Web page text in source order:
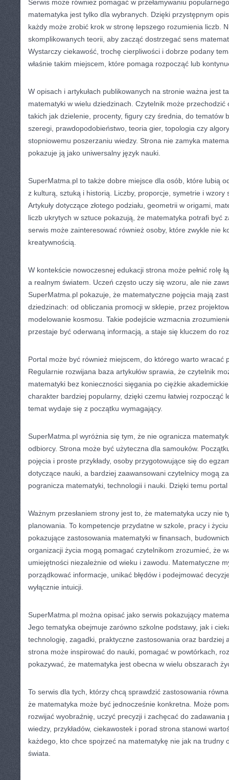
Serwis może również pomagać w przełamywaniu
matematyka jest tylko dla wybranych. Dzięki przystępnym
każdy może zrobić krok w stronę lepszego rozumienia liczb.
skomplikowanych teorii, aby zacząć dostrzegać sens
Wystarczy ciekawość, trochę cierpliwości i dobrze podany
właśnie takim miejscem, które pomaga rozpocząć lub
W opisach i artykułach publikowanych na stronie ważna jest
matematyki w wielu dziedzinach. Czytelnik może
takich jak dzielenie, procenty, figury czy średnia, do tematów
szeregi, prawdopodobieństwo, teoria gier, topologia czy
stopniowemu poszerzaniu wiedzy. Strona nie zamyka
pokazuje ją jako uniwersalny język nauki.
SuperMatma.pl to także dobre miejsce dla osób, które lubią
z kulturą, sztuką i historią. Liczby, proporcje, symetrie i wzory
Artykuły dotyczące złotego podziału, geometrii w origami,
liczb ukrytych w sztuce pokazują, że matematyka potrafi być
serwis może zainteresować również osoby, które zwykle nie
kreatywnością.
W kontekście nowoczesnej edukacji strona może pełnić rolę
a realnym światem. Uczeń często uczy się wzoru, ale nie
SuperMatma.pl pokazuje, że matematyczne pojęcia mają
dziedzinach: od obliczania promocji w sklepie, przez
modelowanie kosmosu. Takie podejście wzmacnia
przestaje być oderwaną informacją, a staje się kluczem do
Portal może być również miejscem, do którego warto wracać
Regularnie rozwijana baza artykułów sprawia, że czytelnik
matematyki bez konieczności sięgania po ciężkie
charakter bardziej popularny, dzięki czemu łatwiej rozpocząć
temat wydaje się z początku wymagający.
SuperMatma.pl wyróżnia się tym, że nie ogranicza
odbiorcy. Strona może być użyteczna dla samouków.
pojęcia i proste przykłady, osoby przygotowujące się do
dotyczące nauki, a bardziej zaawansowani czytelnicy mogą
pogranicza matematyki, technologii i nauki. Dzięki temu
Ważnym przesłaniem strony jest to, że matematyka uczy nie
planowania. To kompetencje przydatne w szkole, pracy i życiu
pokazujące zastosowania matematyki w finansach,
organizacji życia mogą pomagać czytelnikom zrozumieć, że
umiejętności niezależnie od wieku i zawodu. Matematyczne
porządkować informacje, unikać błędów i podejmować
wyłącznie intuicji.
SuperMatma.pl można opisać jako serwis pokazujący
Jego tematyka obejmuje zarówno szkolne podstawy, jak i
technologię, zagadki, praktyczne zastosowania oraz bardziej
strona może inspirować do nauki, pomagać w powtórkach,
pokazywać, że matematyka jest obecna w wielu obszarach
To serwis dla tych, którzy chcą sprawdzić zastosowania
że matematyka może być jednocześnie konkretna. Może
rozwijać wyobraźnię, uczyć precyzji i zachęcać do zadawania
wiedzy, przykładów, ciekawostek i porad strona stanowi
każdego, kto chce spojrzeć na matematykę nie jak na trudny
świata.